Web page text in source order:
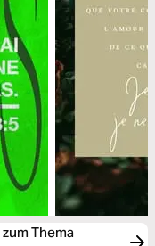
Thema